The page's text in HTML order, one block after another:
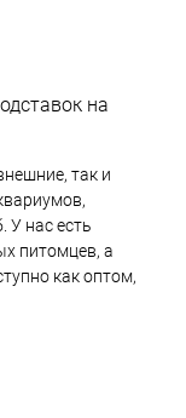
на
так и
У нас есть
питомцев, а
как оптом,